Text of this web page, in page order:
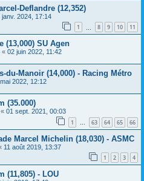
Deflandre (12,352)
janv. 2024, 17:14
1 8 9 10 11
(13,000) SU Agen
« 02 juin 2022, 11:42
du-Manoir (14,000) - Racing Métro
2022, 12:12
(35.000)
« 01 sept. 2021, 00:03
1 … 63 64 65 66
Marcel Michelin (18,030) - ASMC
11 août 2019, 13:37
1 2 3 4
(11,805) - LOU